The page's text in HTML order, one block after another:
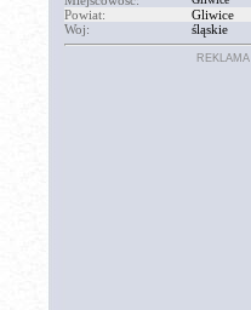
Powiat:
Gliwice
Woj:
śląskie
REKLAMA